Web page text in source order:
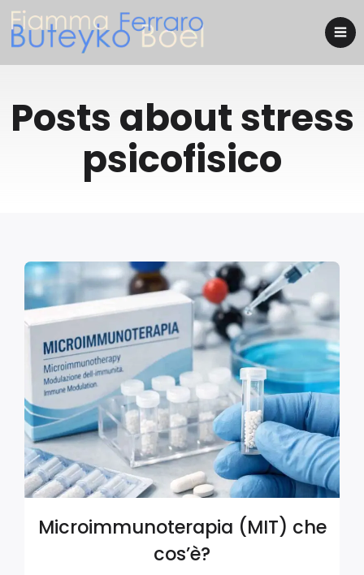
Posts about stress
psicofisico
Microimmunoterapia (MIT) che
cos’è?